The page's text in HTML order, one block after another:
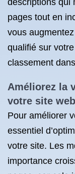
descriptions qui
pages tout en
vous
qualifié sur
classement
Améliorez la
votre site
Pour améliorer
essentiel
votre site. Les
importance